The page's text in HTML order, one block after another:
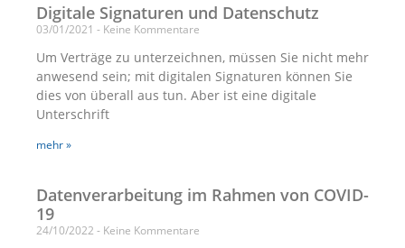
Digitale Signaturen und Datenschutz
03/01/2021 Keine Kommentare
Um Verträge zu unterzeichnen, müssen Sie nicht mehr
anwesend sein; mit digitalen Signaturen können Sie
dies von überall aus tun. Aber ist eine digitale
Unterschrift
mehr »
Datenverarbeitung im Rahmen von COVID-
19
24/10/2022 Keine Kommentare